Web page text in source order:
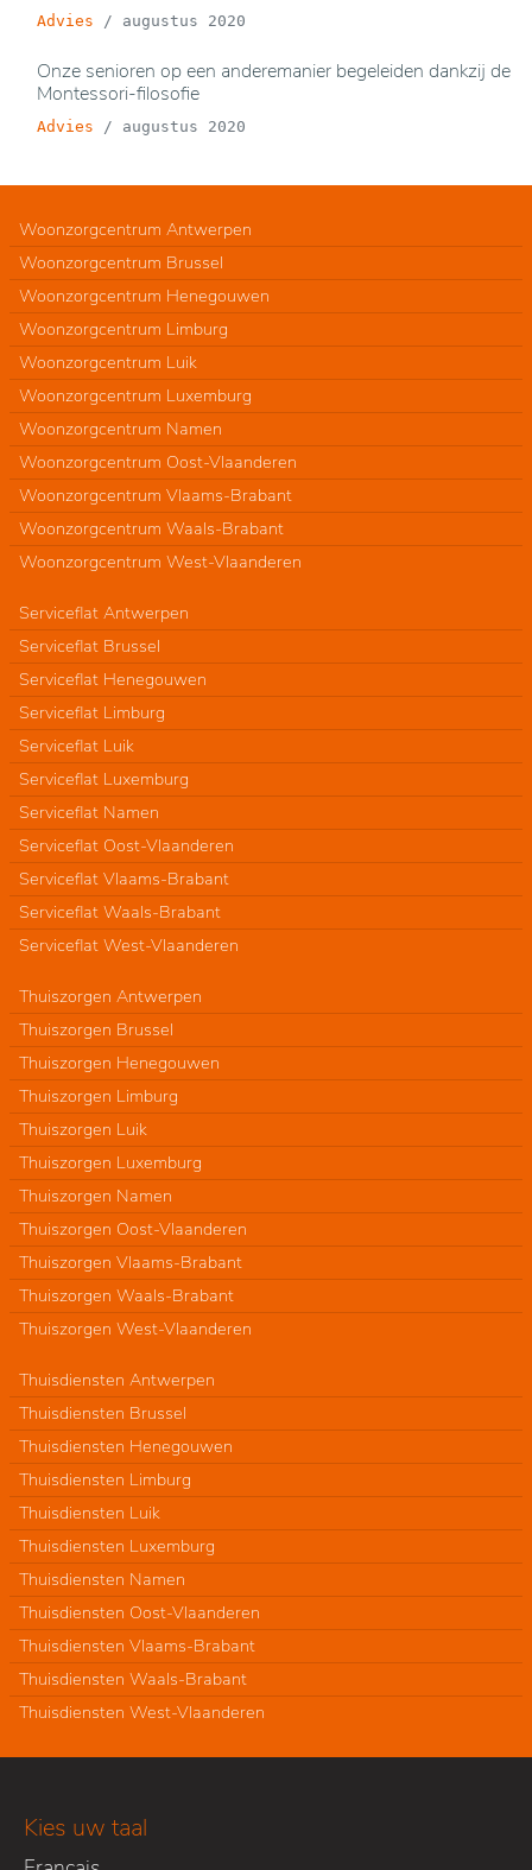
Advies / augustus 2020
Onze senioren op een anderemanier begeleiden dankzij de
Montessori-filosofie
Advies / augustus 2020
Woonzorgcentrum Antwerpen
Woonzorgcentrum Brussel
Woonzorgcentrum Henegouwen
Woonzorgcentrum Limburg
Woonzorgcentrum Luik
Woonzorgcentrum Luxemburg
Woonzorgcentrum Namen
Woonzorgcentrum Oost-Vlaanderen
Woonzorgcentrum Vlaams-Brabant
Woonzorgcentrum Waals-Brabant
Woonzorgcentrum West-Vlaanderen
Serviceflat Antwerpen
Serviceflat Brussel
Serviceflat Henegouwen
Serviceflat Limburg
Serviceflat Luik
Serviceflat Luxemburg
Serviceflat Namen
Serviceflat Oost-Vlaanderen
Serviceflat Vlaams-Brabant
Serviceflat Waals-Brabant
Serviceflat West-Vlaanderen
Thuiszorgen Antwerpen
Thuiszorgen Brussel
Thuiszorgen Henegouwen
Thuiszorgen Limburg
Thuiszorgen Luik
Thuiszorgen Luxemburg
Thuiszorgen Namen
Thuiszorgen Oost-Vlaanderen
Thuiszorgen Vlaams-Brabant
Thuiszorgen Waals-Brabant
Thuiszorgen West-Vlaanderen
Thuisdiensten Antwerpen
Thuisdiensten Brussel
Thuisdiensten Henegouwen
Thuisdiensten Limburg
Thuisdiensten Luik
Thuisdiensten Luxemburg
Thuisdiensten Namen
Thuisdiensten Oost-Vlaanderen
Thuisdiensten Vlaams-Brabant
Thuisdiensten Waals-Brabant
Thuisdiensten West-Vlaanderen
Kies uw taal